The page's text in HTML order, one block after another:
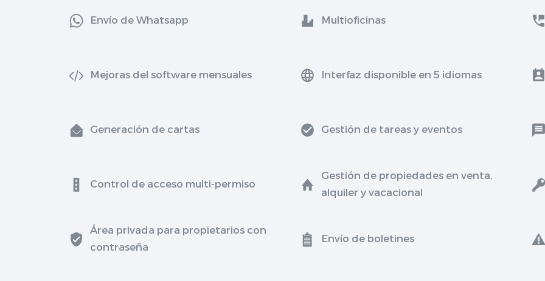
Envío de Whatsapp Multioficinas
Mejoras del software mensuales Interfaz disponible en 5 idiomas
Generación de cartas Gestión de tareas y eventos
Control de acceso multi-permiso
Gestión de propiedades en venta,
alquiler y vacacional
Área privada para propietarios con
contraseña
Envío de boletines